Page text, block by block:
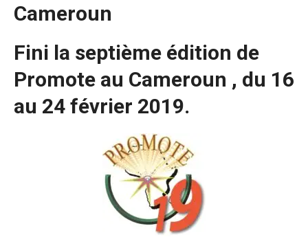
Cameroun
Fini la septième édition de
Promote au Cameroun , du 16
au 24 février 2019.